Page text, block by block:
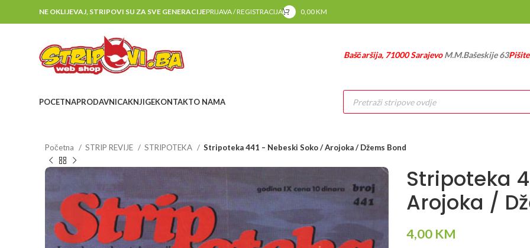
NE OKLIJEVAJ, STRIPOVI SU ZA SVE GENERACIJEPRIJAVA / REGISTRACIJA 0,00KM
Baščaršija, 71000 SarajevoM.M.Bašeskije 63
POCETNAPRODAVNICAKNJIGEKONTAKTO NAMA
Products
search
Početna STRIP REVIJE STRIPOTEKA Stripoteka 441 – Nebeski Soko / Arojoka / Džems Bond
Stripoteka
Arojoka /
4,00 KM